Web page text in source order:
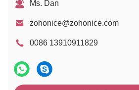
Ms. Dan
zohonice@zohonice.com
0086 13910911829